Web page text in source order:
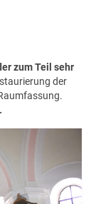
zum Teil sehr
der